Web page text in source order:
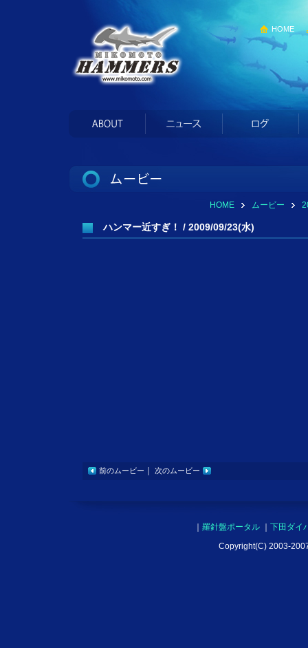
HOME
HOME ムービー
ハンマー近すぎ！ / 2009/09/23(水)
前のムービー 次のムービー
羅針盤ポータル
下田ダイ
Copyright(C) 2003-